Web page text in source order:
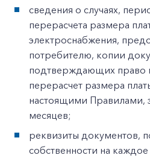
сведения о случаях,
перерасчета размера
электроснабжения,
потребителю, копии
подтверждающих право
перерасчет размера
настоящими Правилами,
месяцев;
реквизиты документов,
собственности на